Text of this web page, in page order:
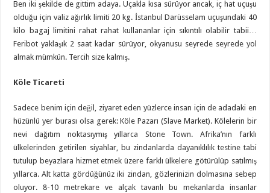
Ben iki şekilde de gittim adaya. Uçakla kısa sürüyor ancak, iç hat uçuşu
olduğu için valiz ağırlık limiti 20 kg. İstanbul Darüsselam uçuşundaki 40
kilo bagaj limitini rahat rahat kullananlar için sıkıntılı olabilir tabii…
Feribot yaklaşık 2 saat kadar sürüyor, okyanusu seyrede seyrede yol
almak mümkün. Tercih size kalmış.
Köle Ticareti
Sadece benim için değil, ziyaret eden yüzlerce insan için de adadaki en
hüzünlü yer burası olsa gerek: Köle Pazarı (Slave Market). Kölelerin bir
nevi dağıtım noktasıymış yıllarca Stone Town. Afrika’nın farklı
ülkelerinden getirilen siyahlar, bu zindanlarda dayanıklılık testine tabi
tutulup beyazlara hizmet etmek üzere farklı ülkelere götürülüp satılmış
yıllarca. Alt katta gördüğünüz iki zindan, gözlerinizin dolmasına sebep
oluyor. 8-10 metrekare ve alçak tavanlı bu mekanlarda insanlar